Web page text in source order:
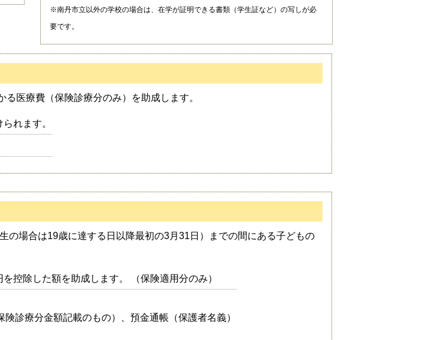
※南丹市立以外の学校の場合は、在学が証明できる書類（学生証など）の写しが必
要です。
医療費（保険診療分のみ）を助成します。
れます。
の場合は19歳に達する日以降最初の3月31日）までの間にある子どもの
控除した額を助成します。 （保険適用分のみ）
診療分金額記載のもの）、預金通帳（保護者名義）